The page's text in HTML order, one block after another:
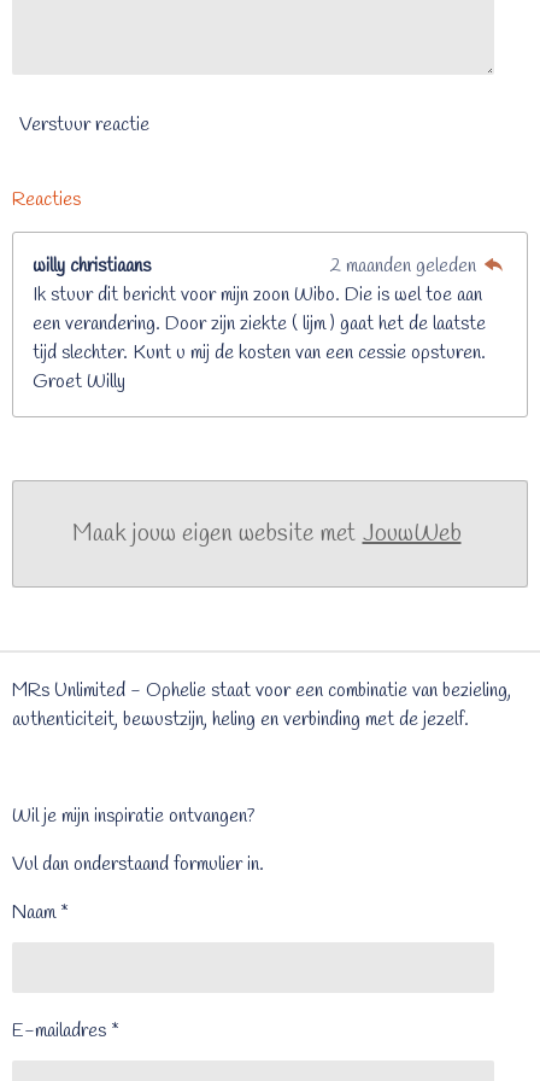
Verstuur reactie
Reacties
willy christiaans
2 maanden geleden
Ik stuur dit bericht voor mijn zoon Wibo. Die is wel toe aan
een verandering. Door zijn ziekte ( lijm ) gaat het de laatste
tijd slechter. Kunt u mij de kosten van een cessie opsturen.
Groet Willy
Maak jouw eigen website met JouwWeb
MRs Unlimited - Ophelie staat voor een combinatie van bezieling,
authenticiteit, bewustzijn, heling en verbinding met de jezelf.
Wil je mijn inspiratie ontvangen?
Vul dan onderstaand formulier in.
Naam *
E-mailadres *